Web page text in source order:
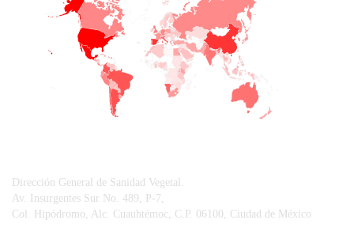
Dirección General de Sanidad Vegetal.
Av. Insurgentes Sur No. 489, P-7,
Col. Hipódromo, Alc. Cuauhtémoc, C.P. 06100, Ciudad de México